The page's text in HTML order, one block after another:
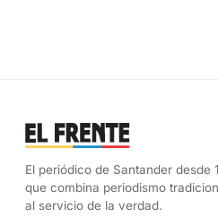
El periódico de Santander desde
que combina periodismo
al servicio de la verdad.